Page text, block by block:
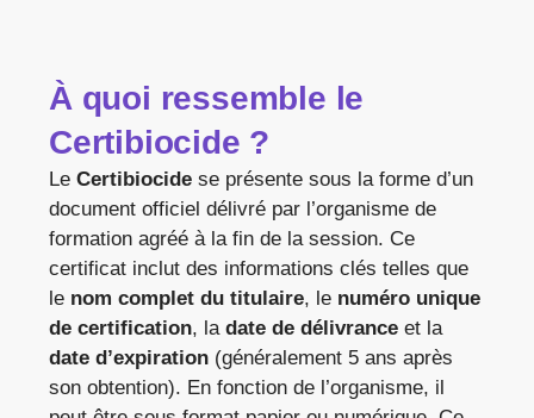
À quoi ressemble le
Certibiocide ?
Le Certibiocide se présente sous la forme d’un
document officiel délivré par l’organisme de
formation agréé à la fin de la session. Ce
certificat inclut des informations clés telles que
le nom complet du titulaire, le numéro unique
de certification, la date de délivrance et la
date d’expiration (généralement 5 ans après
son obtention). En fonction de l’organisme, il